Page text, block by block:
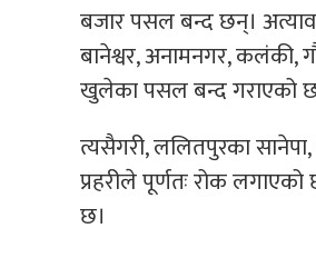
बजार पसल बन्द छन्।
बानेश्वर, अनामनगर, कलंकी,
खुलेका पसल बन्द गराएको
त्यसैगरी, ललितपुरका
प्रहरीले पूर्णतः रोक
छ।